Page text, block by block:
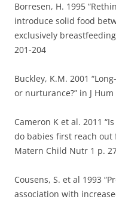
Borresen, H. 1995
introduce solid food
exclusively
201-204
Buckley, K.M. 2001
or nurturance?” in J
Cameron K et al. 2011
do babies first reach out
Matern Child Nutr 1 p.
Cousens, S. et al 1993
association with